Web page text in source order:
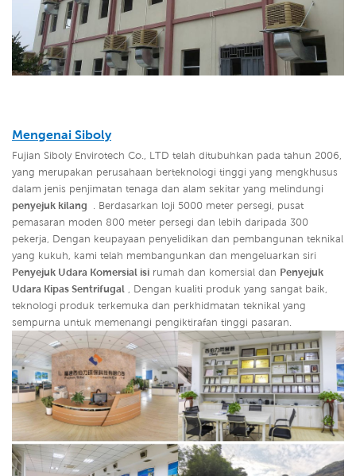
Mengenai Siboly
Fujian Siboly Envirotech Co., LTD telah ditubuhkan pada tahun 2006,
yang merupakan perusahaan berteknologi tinggi yang mengkhusus
dalam jenis penjimatan tenaga dan alam sekitar yang melindungi
penyejuk kilang
. Berdasarkan loji 5000 meter persegi, pusat
pemasaran moden 800 meter persegi dan lebih daripada 300
pekerja, Dengan keupayaan penyelidikan dan pembangunan teknikal
yang kukuh, kami telah membangunkan dan mengeluarkan siri
Penyejuk Udara Komersial isi rumah dan komersial dan Penyejuk
Udara Kipas Sentrifugal
Dengan kualiti produk yang sangat baik,
teknologi produk terkemuka dan perkhidmatan teknikal yang
sempurna untuk memenangi pengiktirafan tinggi pasaran.